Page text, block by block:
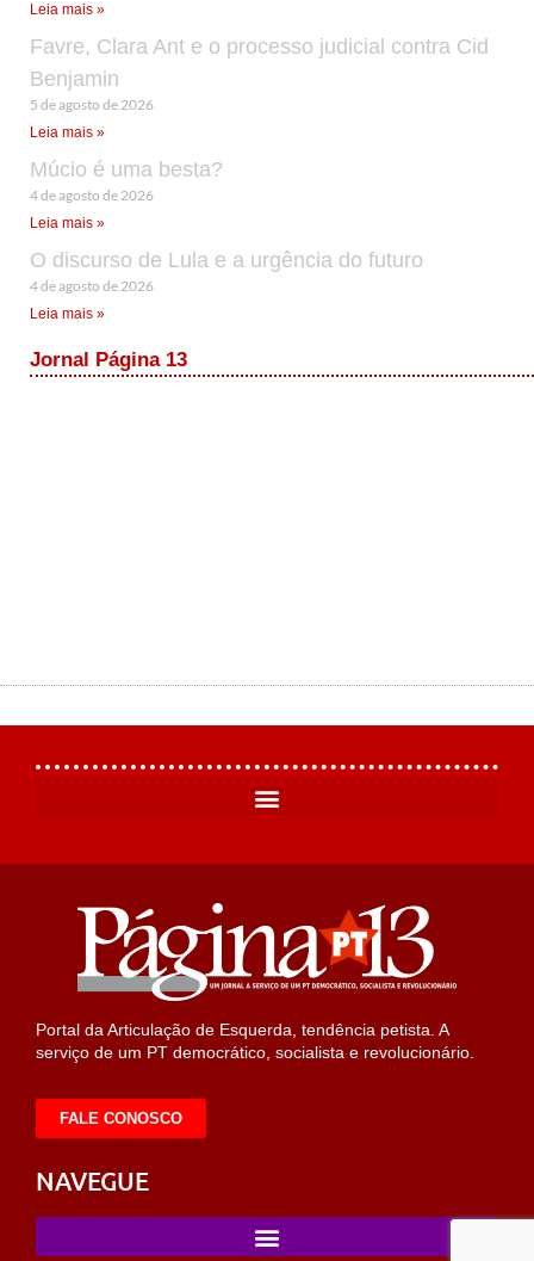
Leia mais »
Favre, Clara Ant e o processo judicial contra Cid
Benjamin
5 de agosto de 2026
Leia mais »
Múcio é uma besta?
4 de agosto de 2026
Leia mais »
O discurso de Lula e a urgência do futuro
4 de agosto de 2026
Leia mais »
Jornal Página 13
Portal da Articulação de Esquerda, tendência petista. A
serviço de um PT democrático, socialista e revolucionário.
FALE CONOSCO
NAVEGUE